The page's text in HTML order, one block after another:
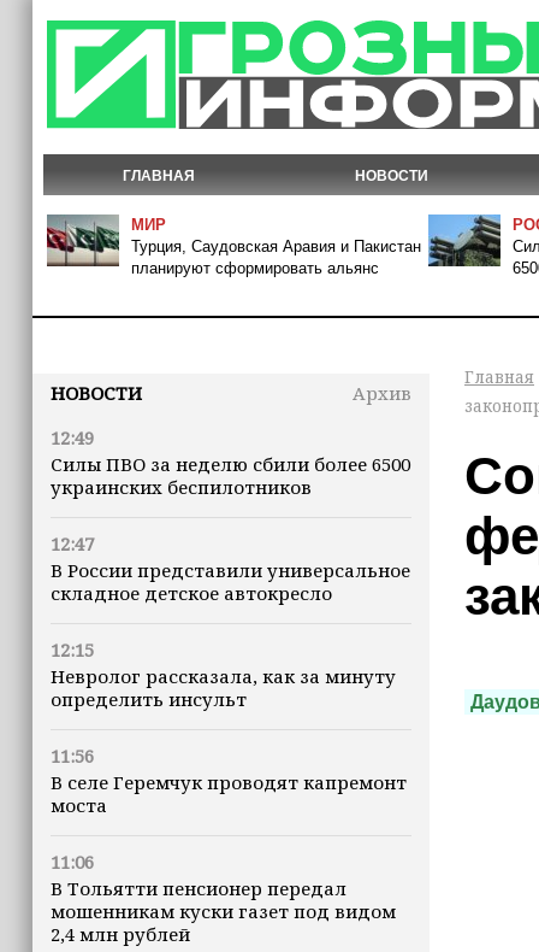
ГЛАВНАЯ НОВОСТИ
МИР
Турция, Саудовская Аравия и Пакистан
планируют сформировать альянс
НОВОСТИ
Архив
12:49
Силы ПВО за неделю сбили более 6500
украинских беспилотников
12:47
В России представили универсальное
складное детское автокресло
12:15
Невролог рассказала, как за минуту
определить инсульт
11:56
В селе Геремчук проводят капремонт
моста
11:06
В Тольятти пенсионер передал
мошенникам куски газет под видом
2,4 млн рублей
Главная